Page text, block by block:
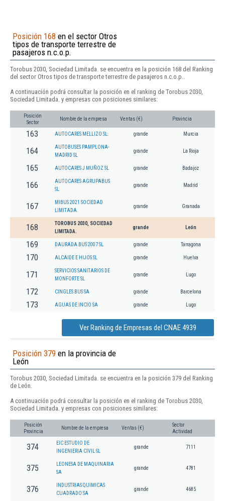
Posición 168 en el sector Otros
tipos de transporte terrestre de
pasajeros n.c.o.p.
Torobus 2030, Sociedad Limitada. se encuentra en la posición 168 del Ranking
del sector Otros tipos de transporte terrestre de pasajeros n.c.o.p..
A continuación podrá consultar la posición en el ranking de Torobus 2030,
Sociedad Limitada. y empresas con posiciones similares:
Posición
Sector
Nombre de la empresa Ventas (€) Provincia
163 AUTOCARES MELLIZO SL. grande Murcia
164
AUTOBUSES PAMPLONA-
MADRID SL
grande La Rioja
165 AUTOCARES J MUÑOZ SL grande Badajoz
166
AUTOCARES AGRUPABUS
SL
grande Madrid
167
MIBUS 2021 SOCIEDAD
LIMITADA.
grande Granada
168
TOROBUS 2030, SOCIEDAD
LIMITADA.
grande León
169 DAURADA BUS 2007 SL grande Tarragona
170 ALCAIDE E HIJOS SL grande Huelva
171
SERVICIOS SANITARIOS DE
MONFORTE SL
grande Lugo
172 CINGLES BUS SA grande Barcelona
173 AGUAS DE INCIO SA grande Lugo
Ver Ranking de Empresas del CNAE 4939
Posición 379 en la provincia de
León
Torobus 2030, Sociedad Limitada. se encuentra en la posición 379 del Ranking
de León.
A continuación podrá consultar la posición en el ranking de Torobus 2030,
Sociedad Limitada. y empresas con posiciones similares:
Posición
Provincia
Nombre de la empresa Ventas (€)
Sector
Actividad
374
EIC ESTUDIO DE
INGENIERIA CIVIL SL
grande 7111
375
LEONESA DE MAQUINARIA
SA
grande 4781
376
INDUSTRIAS QUIMICAS
CUADRADO SA
grande 4685